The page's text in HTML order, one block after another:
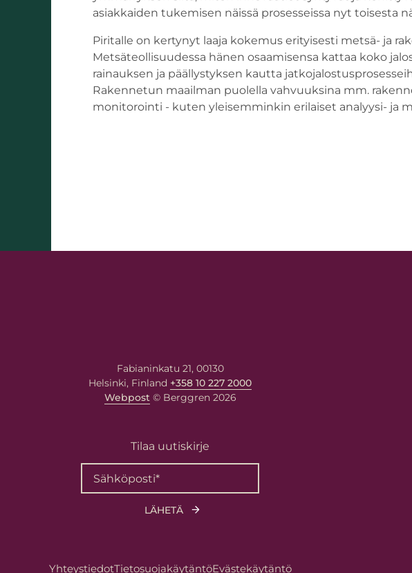
asiakkaiden tukemisen näissä prosesseissa nyt toisesta
Piritalle on kertynyt laaja kokemus erityisesti metsä- ja
Metsäteollisuudessa hänen osaamisensa kattaa koko
rainauksen ja päällystyksen kautta
Rakennetun maailman puolella vahvuuksina mm.
monitorointi - kuten yleisemminkin erilaiset analyysi- ja
asiantuntijalle
viestisi alla olevaan kenttään. Asiantuntija vastaa sinulle
Fabianinkatu 21, 00130
Helsinki, Finland +358 10 227 2000
Webpost© Berggren 2026
Tilaa uutiskirje
YhteystiedotTietosuojakäytäntöEvästekäytäntö